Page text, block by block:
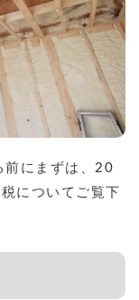
前にまずは、20
についてご覧下